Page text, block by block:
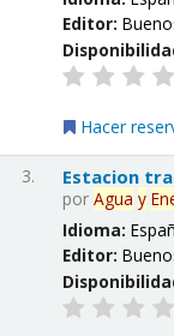
Editor:
Hacer
3. Estacion
porAgua y
Idioma:
Editor: